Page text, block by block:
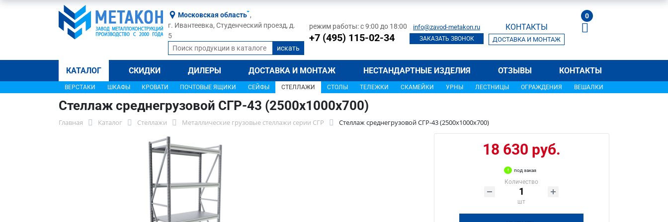
Московская область ,
г. Ивантеевка, Студенческий проезд, д.
5
режим работы: с 9:00 до 18:00
+7 (495) 115-02-34
info@zavod-metakon.ru
ЗАКАЗАТЬ ЗВОНОК
КОНТАКТЫ
ДОСТАВКА И МОНТАЖ
0
КАТАЛОГ СКИДКИ ДИЛЕРЫ ДОСТАВКА И МОНТАЖ НЕСТАНДАРТНЫЕ ИЗДЕЛИЯ ОТЗЫВЫ КОНТАКТЫ
ВЕРСТАКИ ШКАФЫ КРОВАТИ ПОЧТОВЫЕ ЯЩИКИ СЕЙФЫ СТЕЛЛАЖИ СТОЛЫ ТЕЛЕЖКИ СКАМЕЙКИ УРНЫ ЛЕСТНИЦЫ ОГРАЖДЕНИЯ ВЕШАЛКИ
Стеллаж среднегрузовой СГР-43 (2500х1000х700)
Главная Каталог Стеллажи Металлические грузовые стеллажи серии СГР Стеллаж среднегрузовой СГР-43 (2500х1000х700)
18 630 руб.
под заказ
Количество
шт